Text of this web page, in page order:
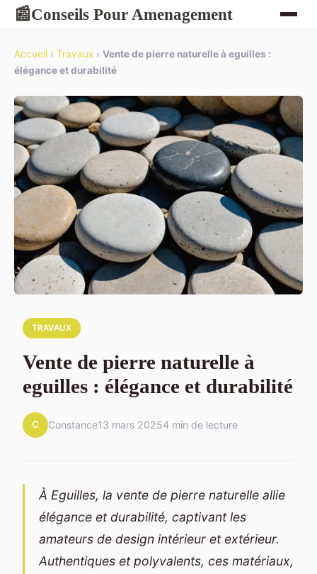
📰Conseils Pour Amenagement
Accueil › Travaux › Vente de pierre naturelle à eguilles :
élégance et durabilité
TRAVAUX
Vente de pierre naturelle à
eguilles : élégance et durabilité
C Constance13 mars 20254 min de lecture
À Eguilles, la vente de pierre naturelle allie
élégance et durabilité, captivant les
amateurs de design intérieur et extérieur.
Authentiques et polyvalents, ces matériaux,